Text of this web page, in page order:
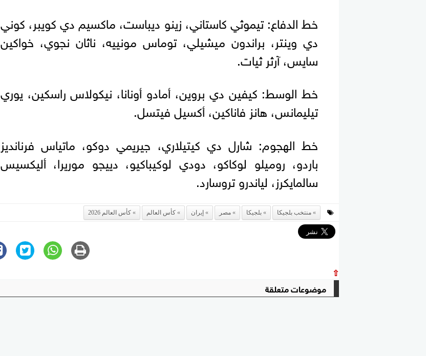
خط الدفاع: تيموثي كاستاني، زينو ديباست، ماكسيم دي كويبر، كوني
دي وينتر، براندون ميشيلي، توماس مونييه، ناثان نجوي، خواكين
سايس، آرثر ثيات.
خط الوسط: كيفين دي بروين، أمادو أونانا، نيكولاس راسكين، يوري
تيليمانس، هانز فاناكين، أكسيل فيتسل.
خط الهجوم: شارل دي كيتيلاري، جيريمي دوكو، ماتياس فرنانديز
باردو، روميلو لوكاكو، دودي لوكيباكيو، دييجو موريرا، أليكسيس
سالمايكرز، لياندرو تروسارد.
منتخب بلجيكا بلجيكا مصر إيران كأس العالم كأس العالم 2026
⇧
موضوعات متعلقة